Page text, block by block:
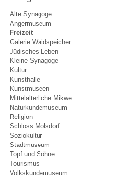
Alte Synagoge
Angermuseum
Freizeit
Galerie Waidspeicher
Jüdisches Leben
Kleine Synagoge
Kultur
Kunsthalle
Kunstmuseen
Mittelalterliche Mikwe
Naturkundemuseum
Religion
Schloss Molsdorf
Soziokultur
Stadtmuseum
Topf und Söhne
Tourismus
Volkskundemuseum